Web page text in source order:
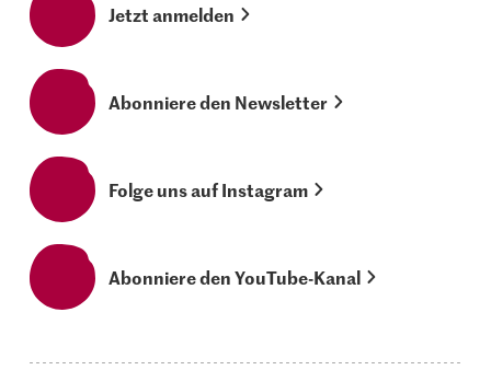
Jetzt anmelden
Abonniere den Newsletter
Folge uns auf Instagram
Abonniere den YouTube-Kanal